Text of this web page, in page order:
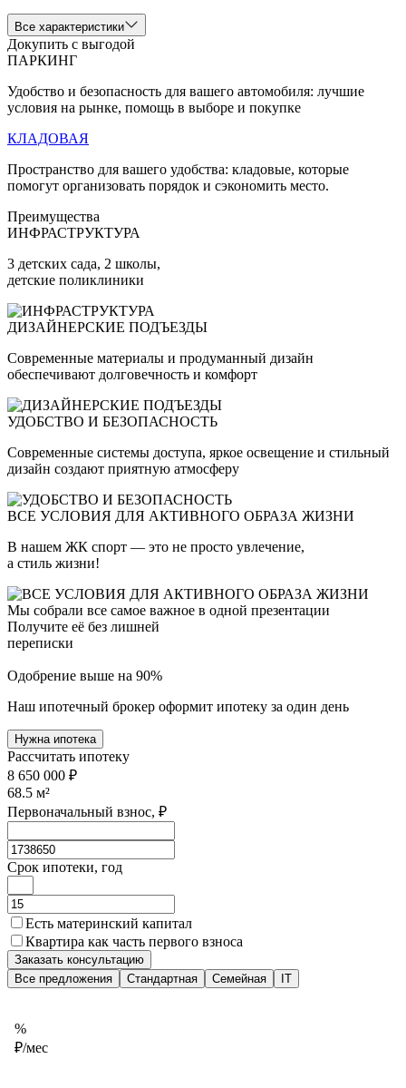
Все характеристики
Докупить с выгодой
ПАРКИНГ
Удобство и безопасность для вашего автомобиля: лучшие
условия на рынке, помощь в выборе и покупке
КЛАДОВАЯ
Пространство для вашего удобства: кладовые, которые
помогут организовать порядок и сэкономить место.
Преимущества
ИНФРАСТРУКТУРА
3 детских сада, 2 школы,
детские поликлиники
ДИЗАЙНЕРСКИЕ ПОДЪЕЗДЫ
Современные материалы и продуманный дизайн
обеспечивают долговечность и комфорт
УДОБСТВО И БЕЗОПАСНОСТЬ
Современные системы доступа, яркое освещение и стильный
дизайн создают приятную атмосферу
ВСЕ УСЛОВИЯ ДЛЯ АКТИВНОГО ОБРАЗА ЖИЗНИ
В нашем ЖК спорт — это не просто увлечение,
а стиль жизни!
Мы собрали все самое важное в одной презентации
Получите её без лишней
переписки
Одобрение выше на 90%
Наш ипотечный брокер оформит ипотеку за один день
Нужна ипотека
Рассчитать ипотеку
8 650 000 ₽
68.5 м²
Первоначальный взнос, ₽
Срок ипотеки, год
Есть материнский капитал
Квартира как часть первого взноса
Заказать консультацию
Все предложения
Стандартная Семейная IT
%
₽/мес